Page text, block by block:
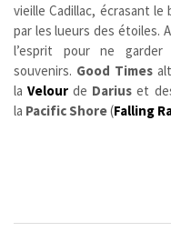
vieille Cadillac, écrasant
par les lueurs des étoiles.
l’esprit pour ne
souvenirs. Good Times
laVelour de Dariuset
la Pacific Shore(Falling